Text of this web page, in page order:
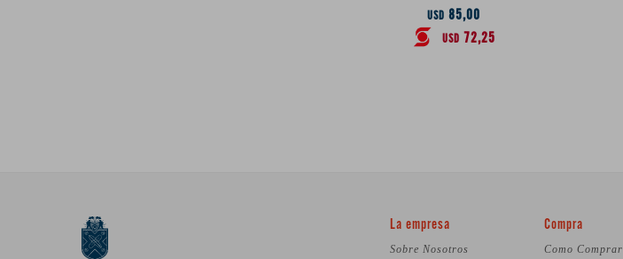
USD 85,00
USD 72,25
La empresa
Sobre Nosotros
Compra
Como Comprar